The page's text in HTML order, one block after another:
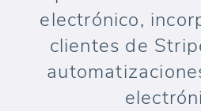
electrónico,
clientes de